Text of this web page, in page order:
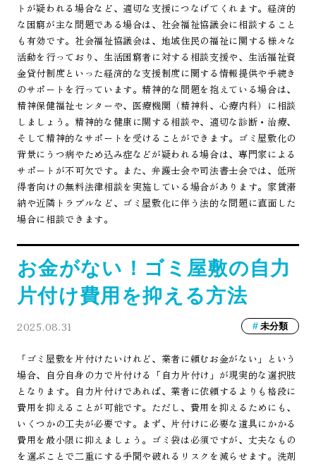
トが疑われる場合など、適切な支援につなげてくれます。経済的
な困窮が主な問題である場合は、社会福祉協議会に相談すること
も有効です。社会福祉協議会は、地域住民の福祉に関する様々な
活動を行っており、生活困窮者に対する相談支援や、生活福祉資
金貸付制度といった経済的な支援制度に関する情報提供や手続き
のサポートを行っています。精神的な問題を抱えている場合は、
精神保健福祉センターや、医療機関（精神科、心療内科）に相談
しましょう。精神的な健康に関する相談や、適切な診断・治療、
そして精神的なサポートを受けることができます。ゴミ屋敷化の
背景にうつ病やため込み症などが疑われる場合は、専門家による
サポートが不可欠です。また、弁護士会や司法書士会では、低所
得者向けの無料法律相談を実施している場合があります。家賃滞
納や近隣トラブルなど、ゴミ屋敷化に伴う法的な問題に直面した
場合に相談できます。
お金がない！ゴミ屋敷の自力
片付け費用を抑える方法
2025.08.31 未分類
「ゴミ屋敷を片付けたいけれど、業者に頼むお金がない」という
場合、自分自身の力で片付ける「自力片付け」が現実的な選択肢
となります。自力片付けであれば、業者に依頼するよりも格段に
費用を抑えることが可能です。ただし、費用を抑えるためにも、
いくつかの工夫が必要です。まず、片付けに必要な道具にかかる
費用を最小限に抑えましょう。ゴミ袋は必須ですが、丈夫なもの
を選ぶことで二重にする手間や破れるリスクを減らせます。洗剤